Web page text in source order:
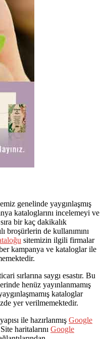
genelinde yaygınlaşmış
kataloglarını incelemeyi ve
bir kaç dakikalık
broşürlerin de kullanımını
sitemizin ilgili firmalar
kampanya ve kataloglar ile
sırlarına saygı esastır. Bu
henüz yayınlanmamış
kataloglar
yer verilmemektedir.
ile hazırlanmış Google
haritalarını Google